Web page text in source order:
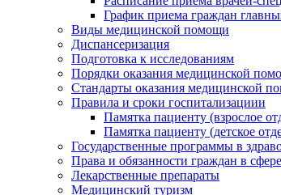
График приема граждан
Виды медицинской помощи
Диспансеризация
Подготовка к исследованиям
Порядки оказания медицинской
Стандарты оказания медицинской
Правила и сроки госпитализациии
Памятка пациенту (взрослое
Памятка пациенту (детское
Государственные программы в
Права и обязанности граждан в
Лекарственные препараты
Медицинский туризм